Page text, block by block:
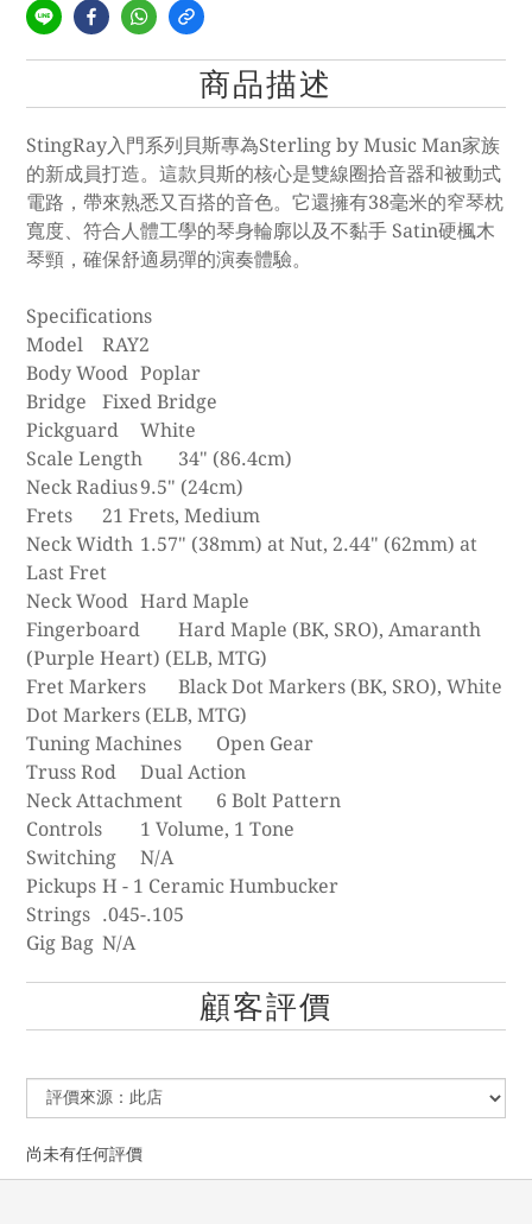
商品描述
StingRay入門系列貝斯專為Sterling by Music Man家族
的新成員打造。這款貝斯的核心是雙線圈拾音器和被動式
電路，帶來熟悉又百搭的音色。它還擁有38毫米的窄琴枕
寬度、符合人體工學的琴身輪廓以及不黏手 Satin硬楓木
琴頸，確保舒適易彈的演奏體驗。
Specifications
Model
RAY2
Body Wood Poplar
Bridge
Fixed Bridge
Pickguard
White
Scale Length
34" (86.4cm)
Neck Radius9.5" (24cm)
Frets
21 Frets, Medium
Neck Width 1.57" (38mm) at Nut, 2.44" (62mm) at
Last Fret
Neck Wood Hard Maple
Fingerboard
Hard Maple (BK, SRO), Amaranth
(Purple Heart) (ELB, MTG)
Fret Markers
Black Dot Markers (BK, SRO), White
Dot Markers (ELB, MTG)
Tuning Machines
Open Gear
Truss Rod
Dual Action
Neck Attachment
6 Bolt Pattern
Controls
1 Volume, 1 Tone
Switching
N/A
Pickups H - 1 Ceramic Humbucker
Strings .045-.105
Gig Bag N/A
顧客評價
尚未有任何評價